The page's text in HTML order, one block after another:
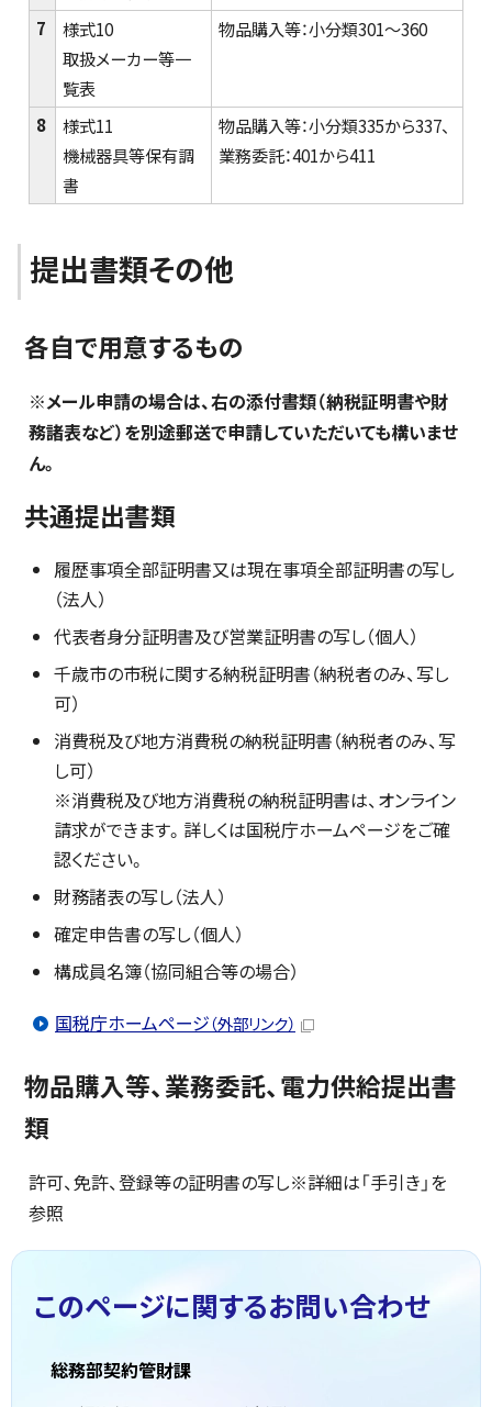
7
様式10
取扱メーカー等一
覧表
物品購入等：小分類301～360
8
様式11
機械器具等保有調
書
物品購入等：小分類335から337、
業務委託：401から411
提出書類その他
各自で用意するもの
※メール申請の場合は、右の添付書類（納税証明書や財
務諸表など）を別途郵送で申請していただいても構いませ
ん。
共通提出書類
履歴事項全部証明書又は現在事項全部証明書の写し
（法人）
代表者身分証明書及び営業証明書の写し（個人）
千歳市の市税に関する納税証明書（納税者のみ、写し
可）
消費税及び地方消費税の納税証明書（納税者のみ、写
し可）
※消費税及び地方消費税の納税証明書は、オンライン
請求ができます。詳しくは国税庁ホームページをご確
認ください。
財務諸表の写し（法人）
確定申告書の写し（個人）
構成員名簿（協同組合等の場合）
国税庁ホームページ（外部リンク）
物品購入等、業務委託、電力供給提出書
類
許可、免許、登録等の証明書の写し※詳細は「手引き」を
参照
このページに関するお問い合わせ
総務部契約管財課